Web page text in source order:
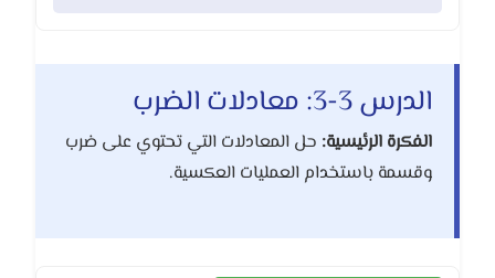
الدرس 3-3: معادلات الضرب
الفكرة الرئيسية: حل المعادلات التي تحتوي على ضرب
وقسمة باستخدام العمليات العكسية.